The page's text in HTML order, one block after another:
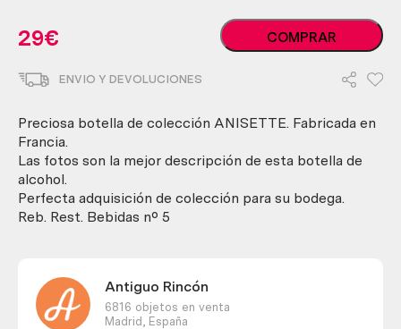
29€
ANISETTE
MARIE
años
cantidad
COMPRAR
ENVIO Y DEVOLUCIONES
Preciosa botella de colección ANISETTE. Fabricada en
Francia.
Las fotos son la mejor descripción de esta botella de
alcohol.
Perfecta adquisición de colección para su bodega.
Reb. Rest. Bebidas nº 5
Antiguo Rincón
6816 objetos en venta
Madrid,
España